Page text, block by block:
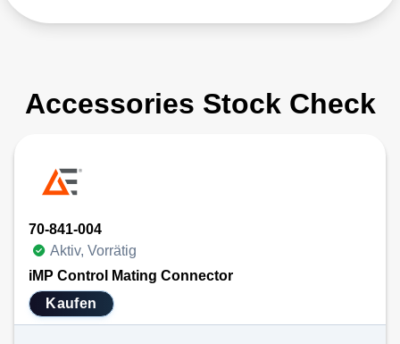
Accessories Stock Check
70-841-004
Aktiv, Vorrätig
iMP Control Mating Connector
Kaufen